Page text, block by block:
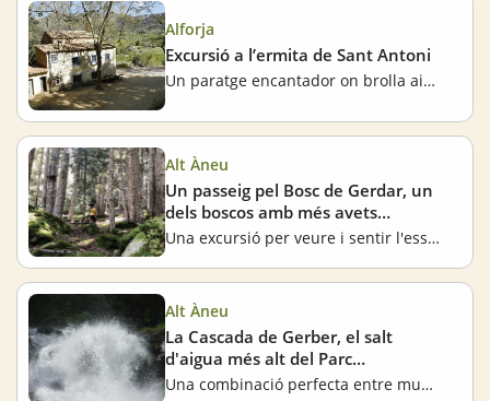
Alforja
Excursió a l’ermita de Sant Antoni
Un paratge encantador on brolla aigua de qualitat
Alt Àneu
Un passeig pel Bosc de Gerdar, un
dels boscos amb més avets
d'Europa
Una excursió per veure i sentir l'essència dels Pirineus Catalans en família
Alt Àneu
La Cascada de Gerber, el salt
d'aigua més alt del Parc
d'Aigüestortes
Una combinació perfecta entre muntanya i aigua